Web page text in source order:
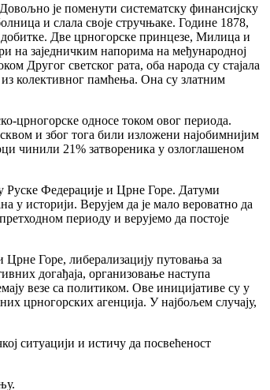
је поменути систематску финансијску
и слала своје стручњаке. Године 1878,
добитке. Две црногорске принцезе, Милица и
на заједничким напорима на међународној
Другог светског рата, оба народа су стајала
из колективног памћења. Она су златним
црногорске односе током овог периода.
и због тога били изложени најобимнијим
чинили 21% затвореника у озлоглашеном
Руске Федерације и Црне Горе. Датуми
у историји. Верујем да је мало вероватно да
периоду и верујемо да постоје
Горе, либерализацију путовања за
догађаја, организовање наступа
везе са политиком. Ове иницијативе су у
црногорских агенција. У најбољем случају,
ситуацији и истичу да посвећеност